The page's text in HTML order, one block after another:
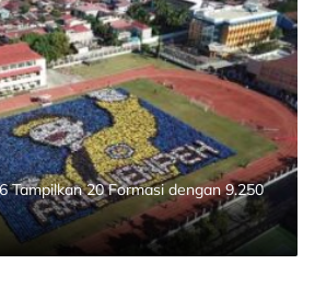
Tampilkan 20 Formasi dengan 9.250